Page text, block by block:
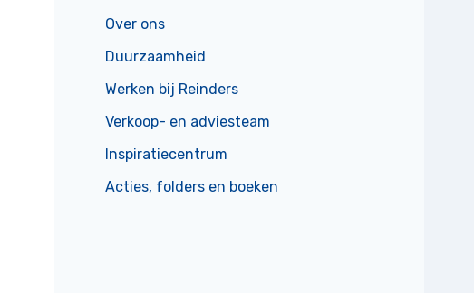
Over ons
Duurzaamheid
Werken bij Reinders
Verkoop- en adviesteam
Inspiratiecentrum
Acties, folders en boeken